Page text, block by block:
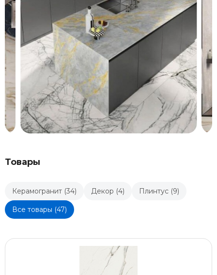
Товары
Керамогранит (34) Декор (4) Плинтус (9)
Все товары (47)